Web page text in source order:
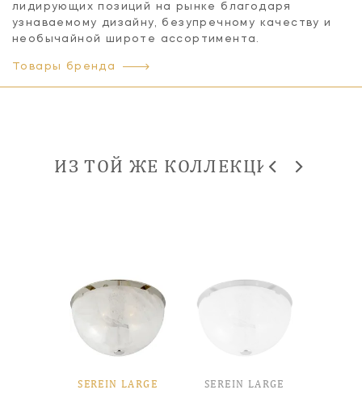
лидирующих позиций на рынке благодаря
узнаваемому дизайну, безупречному качеству и
необычайной широте ассортимента.
Товары бренда
ИЗ ТОЙ ЖЕ КОЛЛЕКЦИИ
SEREIN LARGE SEREIN LARGE